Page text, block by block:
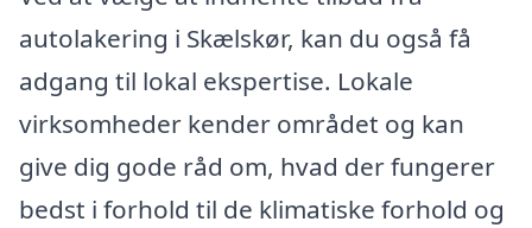
autolakering i Skælskør, kan du også få
adgang til lokal ekspertise. Lokale
virksomheder kender området og kan
give dig gode råd om, hvad der fungerer
bedst i forhold til de klimatiske forhold og